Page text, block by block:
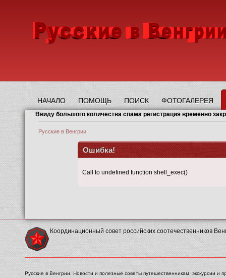
НАЧАЛО ПОМОЩЬ ПОИСК ФОТОГАЛЕРЕЯ
Ввиду большого количества спама регистрация временно
Русские в Венгрии
Ошибка!
Call to undefined function shell_exec()
Координационный совет российских соотечественников
Русские в Венгрии. Новости и полезные советы путешественникам, экскурсии